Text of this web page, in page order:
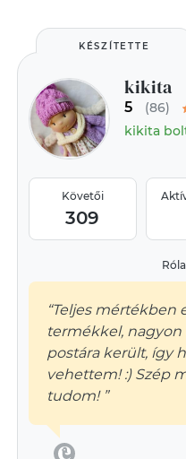
KÉSZÍTETTE
kikita
5
(86)
kikita
Követői
309
“Teljes mértékben
termékkel, nagyon
postára került, így
vehettem! :) Szép
tudom! ”